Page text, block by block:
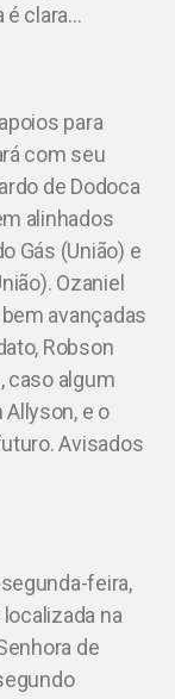
é clara…
para
com seu
de Dodoca
alinhados
Gás (União) e
Ozaniel
avançadas
Robson
caso algum
e o
Avisados
feira,
localizada na
de